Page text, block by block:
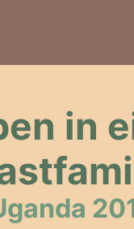
in